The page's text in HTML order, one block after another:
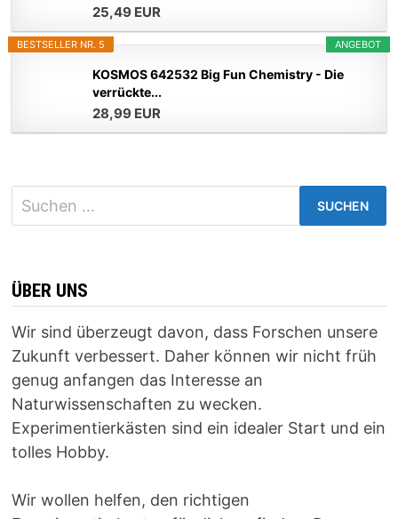
25,49 EUR
ANGEBOT
BESTSELLER NR. 5
KOSMOS 642532 Big Fun Chemistry - Die
verrückte...
28,99 EUR
Suchen
nach:
ÜBER UNS
Wir sind überzeugt davon, dass Forschen unsere
Zukunft verbessert. Daher können wir nicht früh
genug anfangen das Interesse an
Naturwissenschaften zu wecken.
Experimentierkästen sind ein idealer Start und ein
tolles Hobby.
Wir wollen helfen, den richtigen